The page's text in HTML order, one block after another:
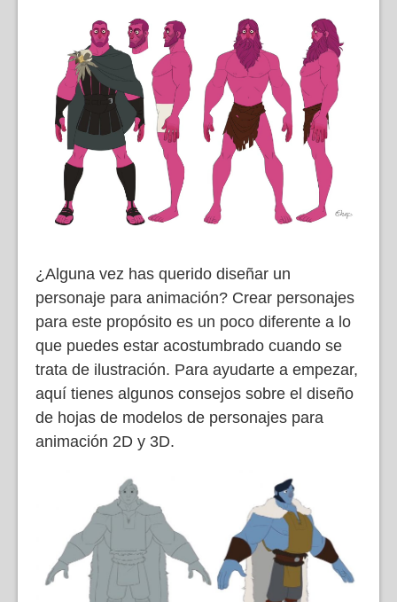
¿Alguna vez has querido diseñar un
personaje para animación? Crear personajes
para este propósito es un poco diferente a lo
que puedes estar acostumbrado cuando se
trata de ilustración. Para ayudarte a empezar,
aquí tienes algunos consejos sobre el diseño
de hojas de modelos de personajes para
animación 2D y 3D.